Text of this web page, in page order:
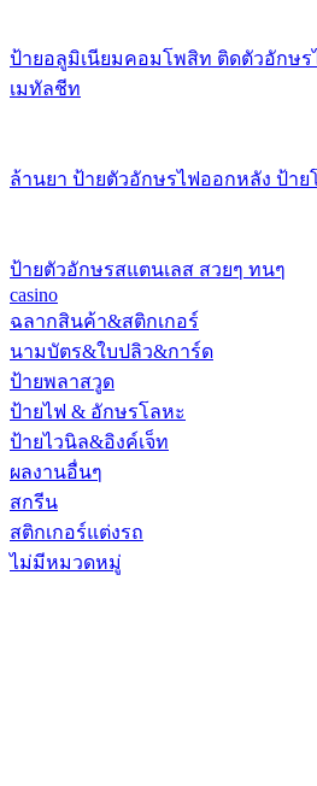
ป้ายอลูมิเนียมคอมโพสิท ติดตัวอักษร
เมทัลชีท
ล้านยา ป้ายตัวอักษรไฟออกหลัง ป้า
ป้ายตัวอักษรสแตนเลส สวยๆ ทนๆ
casino
ฉลากสินค้า&สติกเกอร์
นามบัตร&ใบปลิว&การ์ด
ป้ายพลาสวูด
ป้ายไฟ & อักษรโลหะ
ป้ายไวนิล&อิงค์เจ็ท
ผลงานอื่นๆ
สกรีน
สติกเกอร์แต่งรถ
ไม่มีหมวดหมู่